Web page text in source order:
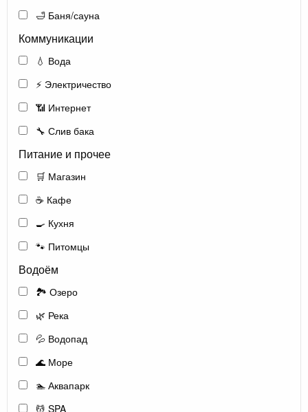
🛁 Баня/сауна
Коммуникации
💧 Вода
⚡ Электричество
📶 Интернет
🔧 Слив бака
Питание и прочее
🛒 Магазин
☕ Кафе
🍳 Кухня
🐾 Питомцы
Водоём
🏞️ Озеро
🌿 Река
💦 Водопад
🌊 Море
🏊 Аквапарк
💆 SPA